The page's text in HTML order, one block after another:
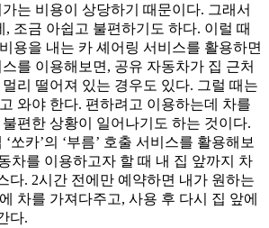
는 비용이 상당하기 때문이다. 그래서
조금 아쉽고 불편하기도 하다. 이럴 때
용을 내는 카 셰어링 서비스를 활용하면
를 이용해보면, 공유 자동차가 집 근처
리 떨어져 있는 경우도 있다. 그럴 때는
와야 한다. 편하려고 이용하는데 차를
편한 상황이 일어나기도 하는 것이다.
쏘카’의 ‘부름’ 호출 서비스를 활용해보
차를 이용하고자 할 때 내 집 앞까지 차
다. 2시간 전에만 예약하면 내가 원하는
차를 가져다주고, 사용 후 다시 집 앞에
다.